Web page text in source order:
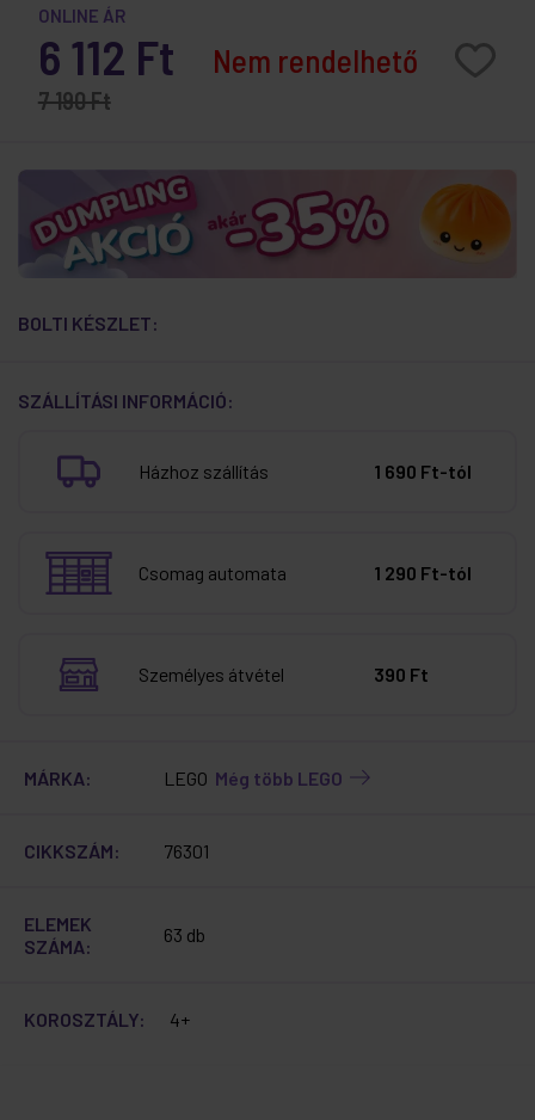
ONLINE ÁR
6 112 Ft
7 190 Ft
Nem rendelhető
BOLTI KÉSZLET:
SZÁLLÍTÁSI INFORMÁCIÓ:
Házhoz szállítás 1 690 Ft-tól
Csomag automata 1 290 Ft-tól
Személyes átvétel 390 Ft
MÁRKA: LEGO Még több LEGO
CIKKSZÁM: 76301
ELEMEK
SZÁMA:
63 db
KOROSZTÁLY: 4+